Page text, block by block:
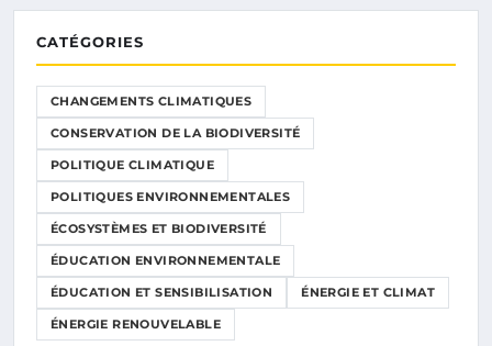
CATÉGORIES
CHANGEMENTS CLIMATIQUES
CONSERVATION DE LA BIODIVERSITÉ
POLITIQUE CLIMATIQUE
POLITIQUES ENVIRONNEMENTALES
ÉCOSYSTÈMES ET BIODIVERSITÉ
ÉDUCATION ENVIRONNEMENTALE
ÉDUCATION ET SENSIBILISATION ÉNERGIE ET CLIMAT
ÉNERGIE RENOUVELABLE